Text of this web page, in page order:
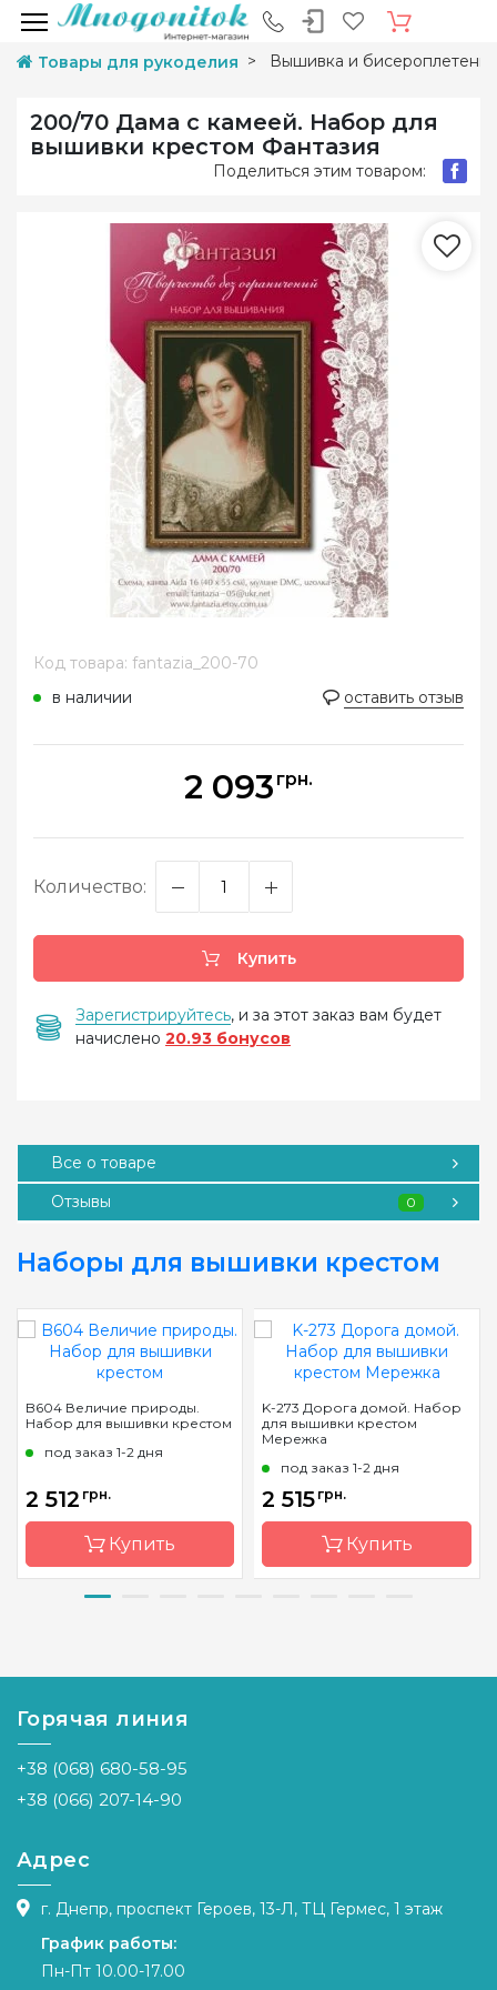
Товары для рукоделия Вышивка и
200/70 Дама с камеей. Набор для
вышивки крестом Фантазия
Поделиться этим товаром:
Код товара: fantazia_200-70
в наличии
оставить отзыв
2 093 грн.
Количество:
Купить
Зарегистрируйтесь, и за этот заказ вам будет
начислено 20.93 бонусов
Все о товаре
Отзывы
0
Наборы для вышивки крестом
B604 Величие природы.
Набор для вышивки крестом
под заказ 1-2 дня
2 512 грн.
Купить
Страна-
Молдова
Размер
66*45cm
Канва
Aida
18/100/101
K-273 Дорога домой. Набор
для вышивки крестом
Мережка
под заказ 1-2 дня
2 515 грн.
Купить
Страна-
Польша
Горячая линия
+38 (068) 680-58-95
+38 (066) 207-14-90
Адрес
г. Днепр, проспект Героев, 13-Л, ТЦ Гермес, 1 этаж
График работы:
Пн-Пт 10.00-17.00